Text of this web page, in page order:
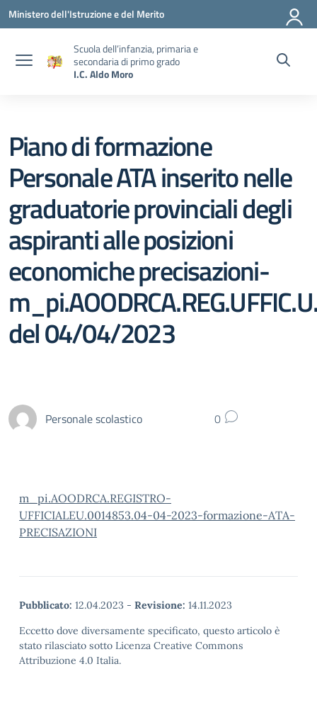
Vai ai contenuti
Vai al menu di navigazione
Vai al footer
Ministero dell'Istruzione e del Merito
Scuola dell’infanzia, primaria e
secondaria di primo grado
I.C. Aldo Moro
Piano di formazione
Personale ATA inserito nelle
graduatorie provinciali degli
aspiranti alle posizioni
economiche precisazioni-
del 04/04/2023
Personale scolastico 0
m_pi.AOODRCA.REGISTRO-
UFFICIALEU.0014853.04-04-2023-formazione-ATA-
PRECISAZIONI
Pubblicato: 12.04.2023 - Revisione: 14.11.2023
Eccetto dove diversamente specificato, questo articolo è
stato rilasciato sotto Licenza Creative Commons
Attribuzione 4.0 Italia.